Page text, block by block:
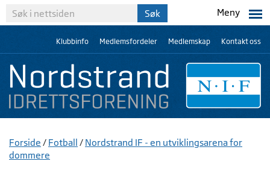
Meny
Klubbinfo Medlemsfordeler Medlemskap Kontakt oss
Forside / Fotball / Nordstrand IF - en utviklingsarena for
dommere